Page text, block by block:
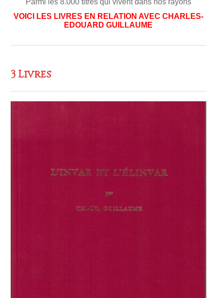
Parmi les 8.000 titres qui vivent dans nos rayons
VOICI LES LIVRES EN RELATION AVEC CHARLES-
EDOUARD GUILLAUME
3 Livres